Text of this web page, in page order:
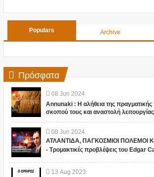
Populars Archive
Πρόσφατα
08 Jun 2024
Annunaki : Η αλήθεια της πραγματικής
σκοπού τους και αναστολή
08 Jun 2024
ΑΤΛΑΝΤΙΔΑ, ΠΑΓΚΟΣΜΙΟΙ ΠΟΛΕΜΟΙ
- Τρομακτικές προβλέψεις του Edgar
13 Aug 2023